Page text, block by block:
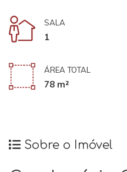
SALA
1
ÁREA TOTAL
78 m²
Sobre o Imóvel